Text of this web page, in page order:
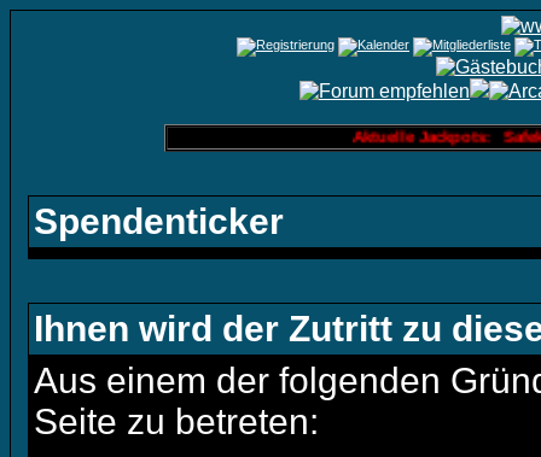
Aktuelle Jackpots:
Spendenticker
Ihnen wird der Zutritt zu
Aus einem der folgenden
Seite zu betreten: